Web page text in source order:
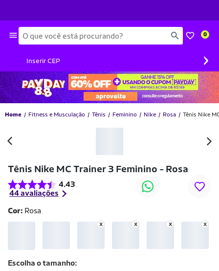
Busca 0
Inserir CEP ›
Home Fitness e Musculação Tênis Feminino Nike Rosa Tênis Nike
Tênis Nike MC Trainer 3 Feminino - Rosa
4.43
44 avaliações
-26% OFF
Cor: Rosa
Escolha otamanho